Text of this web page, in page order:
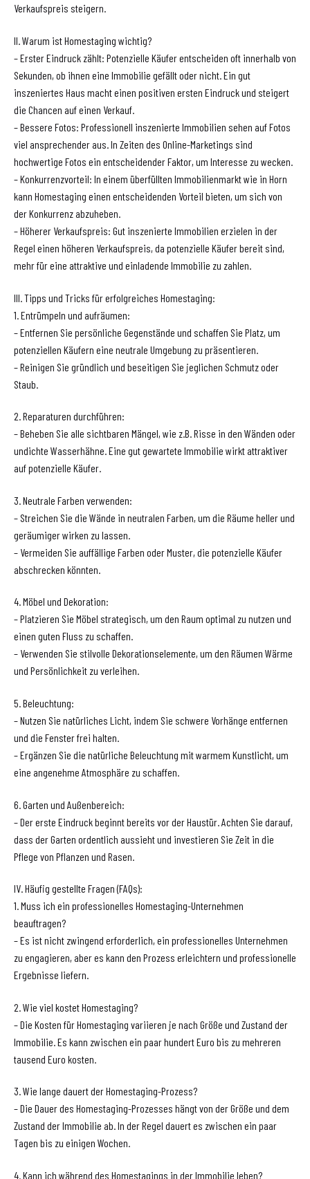
Verkaufspreis steigern.
II. Warum ist Homestaging wichtig?
– Erster Eindruck zählt: Potenzielle Käufer entscheiden oft innerhalb von
Sekunden, ob ihnen eine Immobilie gefällt oder nicht. Ein gut
inszeniertes Haus macht einen positiven ersten Eindruck und steigert
die Chancen auf einen Verkauf.
– Bessere Fotos: Professionell inszenierte Immobilien sehen auf Fotos
viel ansprechender aus. In Zeiten des Online-Marketings sind
hochwertige Fotos ein entscheidender Faktor, um Interesse zu wecken.
– Konkurrenzvorteil: In einem überfüllten Immobilienmarkt wie in Horn
kann Homestaging einen entscheidenden Vorteil bieten, um sich von
der Konkurrenz abzuheben.
– Höherer Verkaufspreis: Gut inszenierte Immobilien erzielen in der
Regel einen höheren Verkaufspreis, da potenzielle Käufer bereit sind,
mehr für eine attraktive und einladende Immobilie zu zahlen.
III. Tipps und Tricks für erfolgreiches Homestaging:
1. Entrümpeln und aufräumen:
– Entfernen Sie persönliche Gegenstände und schaffen Sie Platz, um
potenziellen Käufern eine neutrale Umgebung zu präsentieren.
– Reinigen Sie gründlich und beseitigen Sie jeglichen Schmutz oder
Staub.
2. Reparaturen durchführen:
– Beheben Sie alle sichtbaren Mängel, wie z.B. Risse in den Wänden oder
undichte Wasserhähne. Eine gut gewartete Immobilie wirkt attraktiver
auf potenzielle Käufer.
3. Neutrale Farben verwenden:
– Streichen Sie die Wände in neutralen Farben, um die Räume heller und
geräumiger wirken zu lassen.
– Vermeiden Sie auffällige Farben oder Muster, die potenzielle Käufer
abschrecken könnten.
4. Möbel und Dekoration:
– Platzieren Sie Möbel strategisch, um den Raum optimal zu nutzen und
einen guten Fluss zu schaffen.
– Verwenden Sie stilvolle Dekorationselemente, um den Räumen Wärme
und Persönlichkeit zu verleihen.
5. Beleuchtung:
– Nutzen Sie natürliches Licht, indem Sie schwere Vorhänge entfernen
und die Fenster frei halten.
– Ergänzen Sie die natürliche Beleuchtung mit warmem Kunstlicht, um
eine angenehme Atmosphäre zu schaffen.
6. Garten und Außenbereich:
– Der erste Eindruck beginnt bereits vor der Haustür. Achten Sie darauf,
dass der Garten ordentlich aussieht und investieren Sie Zeit in die
Pflege von Pflanzen und Rasen.
IV. Häufig gestellte Fragen (FAQs):
1. Muss ich ein professionelles Homestaging-Unternehmen
beauftragen?
– Es ist nicht zwingend erforderlich, ein professionelles Unternehmen
zu engagieren, aber es kann den Prozess erleichtern und professionelle
Ergebnisse liefern.
2. Wie viel kostet Homestaging?
– Die Kosten für Homestaging variieren je nach Größe und Zustand der
Immobilie. Es kann zwischen ein paar hundert Euro bis zu mehreren
tausend Euro kosten.
3. Wie lange dauert der Homestaging-Prozess?
– Die Dauer des Homestaging-Prozesses hängt von der Größe und dem
Zustand der Immobilie ab. In der Regel dauert es zwischen ein paar
Tagen bis zu einigen Wochen.
4. Kann ich während des Homestagings in der Immobilie leben?